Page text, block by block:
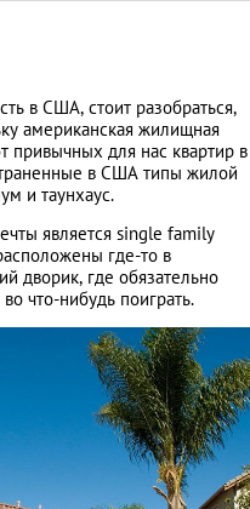
в США, стоит разобраться,
американская жилищная
привычных для нас квартир в
в США типы жилой
и таунхаус.
является single family
где-то в
дворик, где обязательно
что-нибудь поиграть.